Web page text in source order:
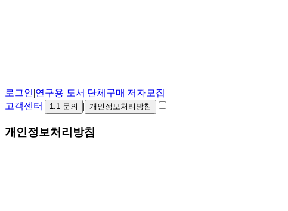
로그인|연구용 도서 |단체구매 |저자모집|
고객센터 | 1:1 문의 | 개인정보처리방침
개인정보처리방침